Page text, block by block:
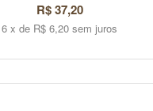
R$ 37,20
6 x de R$ 6,20 sem juros